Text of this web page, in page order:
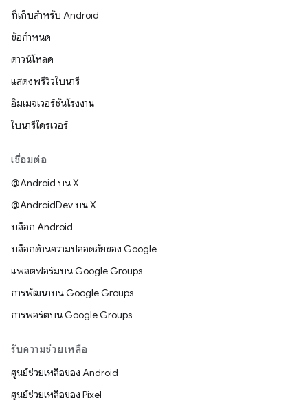
ที่เก็บสำหรับ Android
ข้อกำหนด
ดาวน์โหลด
แสดงพรีวิวไบนารี
อิมเมจเวอร์ชันโรงงาน
ไบนารีไดรเวอร์
เชื่อมต่อ
@Android บน X
@AndroidDev บน X
บล็อก Android
บล็อกด้านความปลอดภัยของ Google
แพลตฟอร์มบน Google Groups
การพัฒนาบน Google Groups
การพอร์ตบน Google Groups
รับความช่วยเหลือ
ศูนย์ช่วยเหลือของ Android
ศูนย์ช่วยเหลือของ Pixel